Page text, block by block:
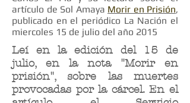
artículo de Sol Amaya Morir en Prisión,
publicado en el periódico La Nación el
miercoles 15 de julio del año 2015
Leí en la edición del 15 de
julio, en la nota "Morir en
prisión", sobre las muertes
provocadas por la cárcel. En el